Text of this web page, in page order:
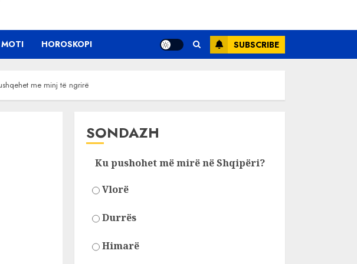
MOTI HOROSKOPI SUBSCRIBE
me minj të ngrirë
SONDAZH
Ku pushohet më mirë në Shqipëri?
Vlorë
Durrës
Himarë